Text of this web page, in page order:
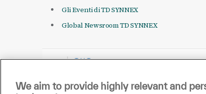
Gli Eventi di TD SYNNEX
Global Newsroom TD SYNNEX
We aim to provide highly relevant and